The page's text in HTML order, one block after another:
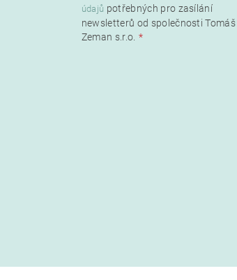
údajů potřebných pro zasílání
newsletterů od společnosti Tomáš
Zeman s.r.o.